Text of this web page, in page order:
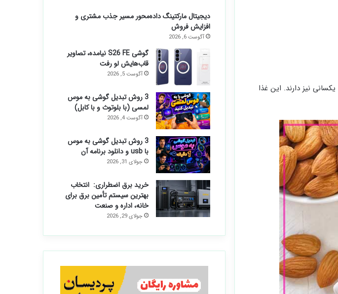
نیز دارند. این غذا
دیجیتال مارکتینگ داده‌محور مسیر جذب مشتری و
افزایش فروش
آگوست 6, 2026
گوشی S26 FE نیامده، تصاویر
قاب‌هایش لو رفت
آگوست 5, 2026
3 روش تبدیل گوشی به موس
لمسی (با بلوتوث و با کابل)
آگوست 4, 2026
3 روش تبدیل گوشی به موس
با usb و دانلود برنامه آن
جولای 31, 2026
خرید برق اضطراری: انتخاب
بهترین سیستم تأمین برق برای
خانه، اداره و صنعت
جولای 29, 2026